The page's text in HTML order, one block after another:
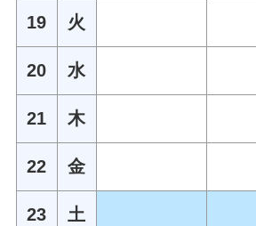
19 火
20 水
21 木
22 金
23 土